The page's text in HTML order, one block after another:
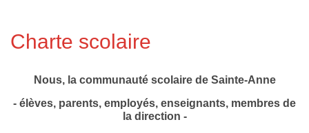
Charte scolaire
Nous, la communauté scolaire de Sainte-Anne
- élèves, parents, employés, enseignants, membres de
la direction -